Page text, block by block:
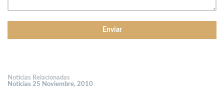
Noticias Relacionadas
Noticias 25 Noviembre, 2010